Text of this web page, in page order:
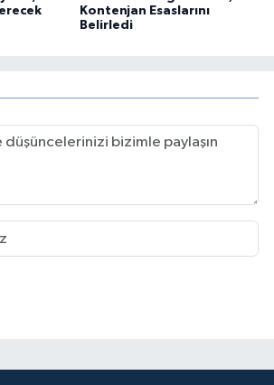
Kontenjan Esaslarını
Belirledi